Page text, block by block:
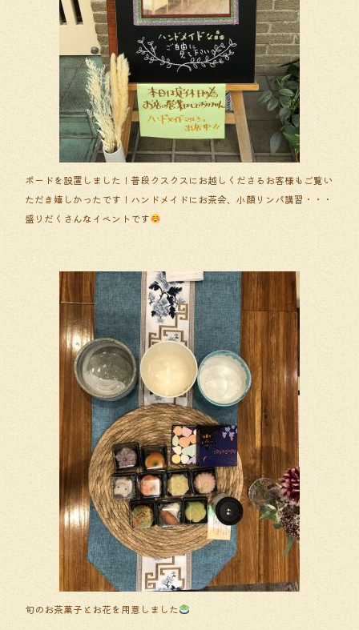
ボードを設置しました！普段クスクスにお越しくださるお客様もご覧い
ただき嬉しかったです！ハンドメイドにお茶会、小顔リンパ講習・・・
盛りだくさんなイベントです
旬のお茶菓子とお花を用意しました